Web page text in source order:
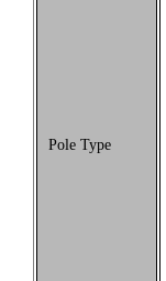
Pole Type